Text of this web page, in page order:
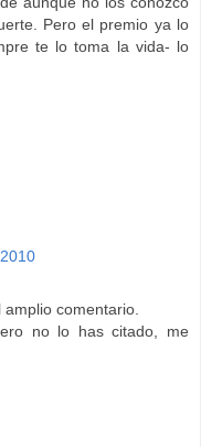
Pero el premio ya lo
te lo toma la vida- lo
comentario.
no lo has citado, me